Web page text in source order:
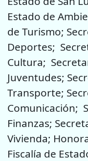
Estado de
de Turismo;
Deportes;
Cultura;
Juventudes;
Transporte;
Comunicación;
Finanzas;
Vivienda;
Fiscalía de